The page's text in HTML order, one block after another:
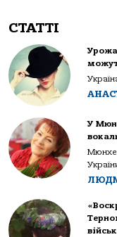
СТАТТІ
У